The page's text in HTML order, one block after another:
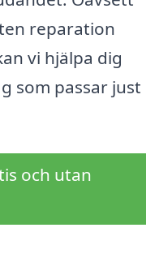
reparation
vi hjälpa dig
som passar just
och utan